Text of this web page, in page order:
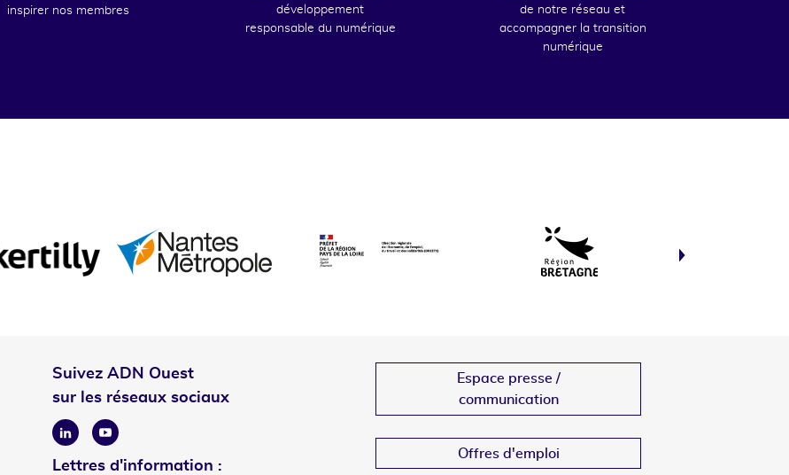
inspirer nos membres
développement
responsable du numérique
de notre réseau et
accompagner la transition
numérique
Suivez ADN Ouest
sur les réseaux sociaux
LinkedinYoutube
Lettres d'information :
Espace presse /
communication
Offres d'emploi